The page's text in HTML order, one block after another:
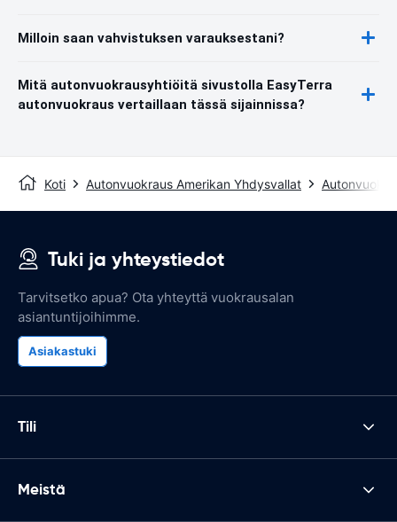
Milloin saan vahvistuksen varauksestani?
Mitä autonvuokrausyhtiöitä sivustolla EasyTerra
autonvuokraus vertaillaan tässä sijainnissa?
Koti Autonvuokraus Amerikan Yhdysvallat
Tuki ja yhteystiedot
Tarvitsetko apua? Ota yhteyttä vuokrausalan
asiantuntijoihimme.
Asiakastuki
Tili
Meistä